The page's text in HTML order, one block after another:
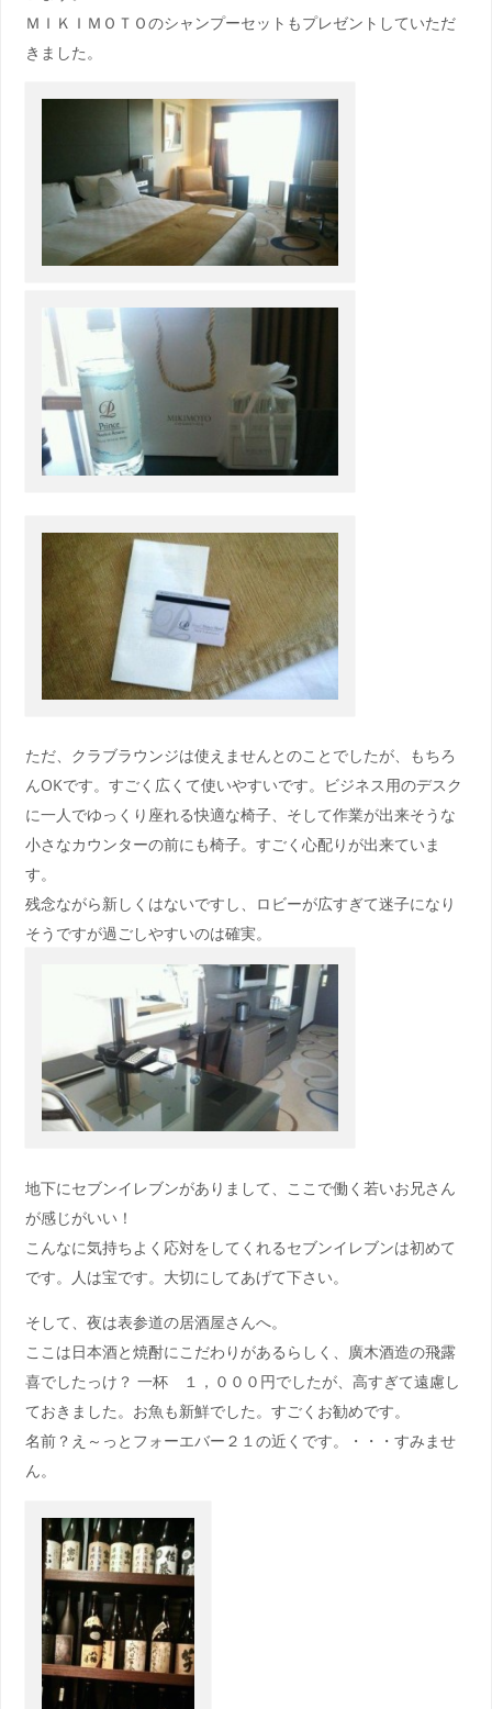
ＭＩＫＩＭＯＴＯのシャンプーセットもプレゼントしていただ
きました。
ただ、クラブラウンジは使えませんとのことでしたが、もちろ
んOKです。すごく広くて使いやすいです。ビジネス用のデスク
に一人でゆっくり座れる快適な椅子、そして作業が出来そうな
小さなカウンターの前にも椅子。すごく心配りが出来ていま
す。
残念ながら新しくはないですし、ロビーが広すぎて迷子になり
そうですが過ごしやすいのは確実。
地下にセブンイレブンがありまして、ここで働く若いお兄さん
が感じがいい！
こんなに気持ちよく応対をしてくれるセブンイレブンは初めて
です。人は宝です。大切にしてあげて下さい。
そして、夜は表参道の居酒屋さんへ。
ここは日本酒と焼酎にこだわりがあるらしく、廣木酒造の飛露
喜でしたっけ？ 一杯 １，０００円でしたが、高すぎて遠慮し
ておきました。お魚も新鮮でした。すごくお勧めです。
名前？え～っとフォーエバー２１の近くです。・・・すみませ
ん。